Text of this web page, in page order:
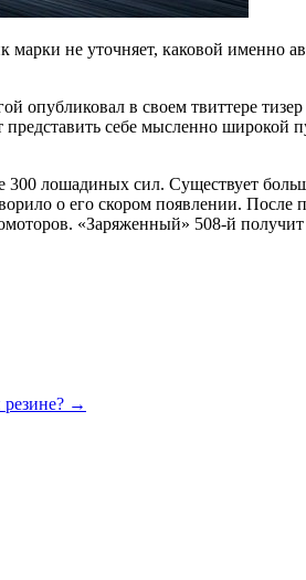
не уточняет, каковой именно
опубликовал в своем твиттере
себе мысленно широкой
лошадиных сил. Существует
о его скором появлении.
«Заряженный» 508-й
→